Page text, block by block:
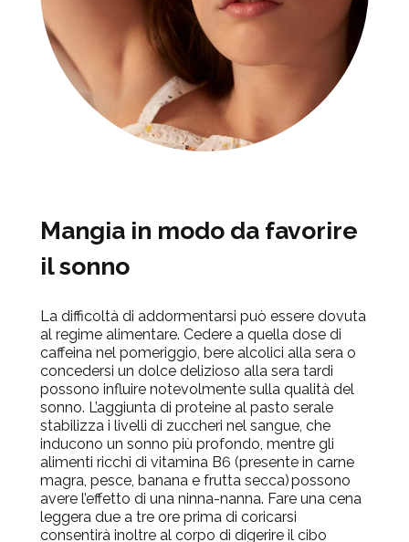
Mangia in modo da favorire
il sonno
La difficoltà di addormentarsi può essere dovuta
al regime alimentare. Cedere a quella dose di
caffeina nel pomeriggio, bere alcolici alla sera o
concedersi un dolce delizioso alla sera tardi
possono influire notevolmente sulla qualità del
sonno. L’aggiunta di proteine al pasto serale
stabilizza i livelli di zuccheri nel sangue, che
inducono un sonno più profondo, mentre gli
alimenti ricchi di vitamina B6 (presente in carne
magra, pesce, banana e frutta secca)possono
avere l’effetto di una ninna-nanna. Fare una cena
leggera due a tre ore prima di coricarsi
consentirà inoltre al corpo di digerire il cibo